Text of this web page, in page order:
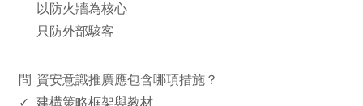
以防火牆為核心
只防外部駭客
問 資安意識推廣應包含哪項措施？
✓ 建構策略框架與教材